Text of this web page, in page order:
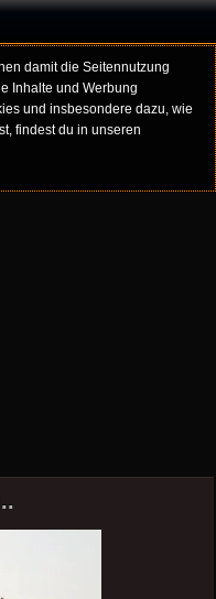
damit die Seitennutzung
Inhalte und Werbung
und insbesondere dazu, wie
findest du in unseren